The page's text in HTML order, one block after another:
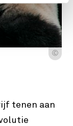
Ⓒ
tenen aan